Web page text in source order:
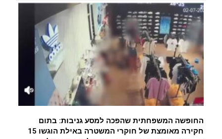
החופשה המשפחתית שהפכה למסע גניבות: בתום
חקירה מאומצת של חוקרי המשטרה באילת הוגשו 15